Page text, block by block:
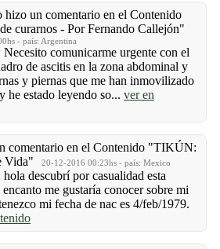
hizo un comentario en el Contenido
curarnos - Por Fernando Callejón"
- país: Argentina
comunicarme urgente con el
de ascitis en la zona abdominal y
y piernas que me han inmovilizado
he estado leyendo so... ver en
comentario en el Contenido "TIKÚN:
Vida"
20-12-2016 00:23hs - país: Mexico
descubrí por casualidad esta
me gustaría conocer sobre mi
mi fecha de nac es 4/feb/1979.